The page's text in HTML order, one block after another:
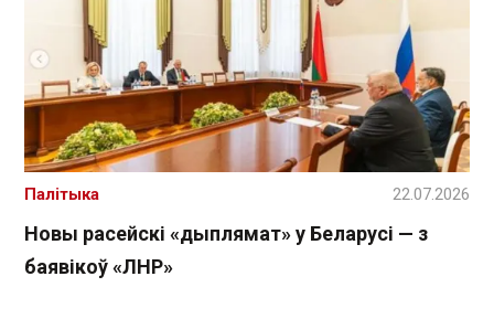
Новы расейскі «дыплямат» у Беларусі — з
баявікоў «ЛНР»
Палітыка 22.07.2026